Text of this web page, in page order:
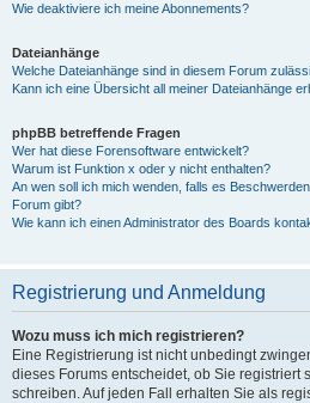
Wie deaktiviere ich meine Abonnements?
Dateianhänge
Welche Dateianhänge sind in diesem Forum
Kann ich eine Übersicht all meiner Dateianhänge
phpBB betreffende Fragen
Wer hat diese Forensoftware entwickelt?
Warum ist Funktion x oder y nicht enthalten?
An wen soll ich mich wenden, falls es
Forum gibt?
Wie kann ich einen Administrator des Boards
Registrierung und Anmeldung
Wozu muss ich mich registrieren?
Eine Registrierung ist nicht unbedingt
dieses Forums entscheidet, ob Sie registriert
schreiben. Auf jeden Fall erhalten Sie als